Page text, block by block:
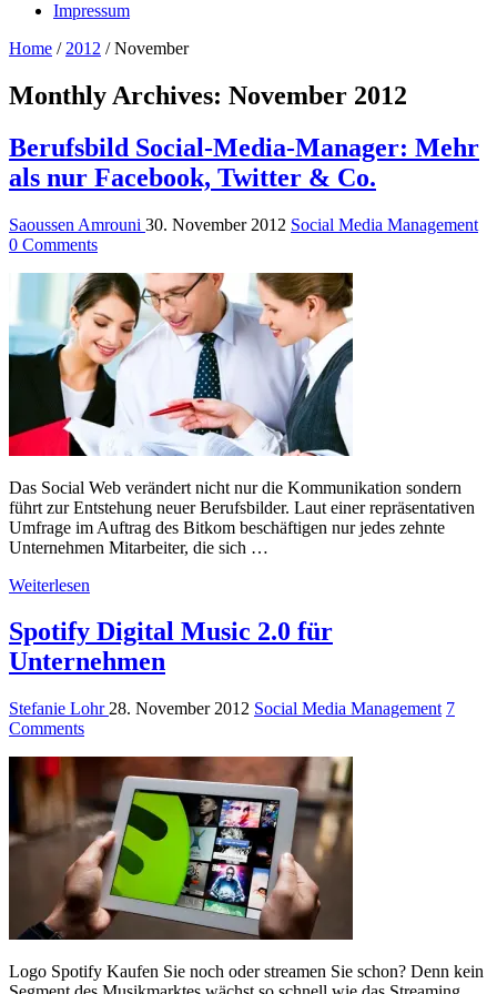
Impressum
Home / 2012 / November
Monthly Archives: November 2012
Berufsbild Social-Media-Manager: Mehr
als nur Facebook, Twitter & Co.
Saoussen Amrouni 30. November 2012 Social Media Management
0 Comments
Das Social Web verändert nicht nur die Kommunikation sondern
führt zur Entstehung neuer Berufsbilder. Laut einer repräsentativen
Umfrage im Auftrag des Bitkom beschäftigen nur jedes zehnte
Unternehmen Mitarbeiter, die sich …
Weiterlesen
Spotify Digital Music 2.0 für
Unternehmen
Stefanie Lohr 28. November 2012 Social Media Management 7
Comments
Logo Spotify Kaufen Sie noch oder streamen Sie schon? Denn kein